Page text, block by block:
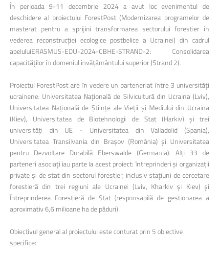
În perioada 9-11 decembrie 2024 a avut loc evenimentul de
deschidere al proiectului ForestPost (Modernizarea programelor de
masterat pentru a sprijini transformarea sectorului forestier în
vederea reconstrucției ecologice postbelice a Ucrainei) din cadrul
apeluluiERASMUS-EDU-2024-CBHE-STRAND-2: Consolidarea
capacităților în domeniul învățământului superior (Strand 2).
Proiectul ForestPost are în vedere un parteneriat între 3 universități
ucrainene: Universitatea Națională de Silvicultură din Ucraina (Lviv),
Universitatea Națională de Științe ale Vieții și Mediului din Ucraina
(Kiev), Universitatea de Biotehnologii de Stat (Harkiv) și trei
universități din UE - Universitatea din Valladolid (Spania),
Universitatea Transilvania din Brașov (România) și Universitatea
pentru Dezvoltare Durabilă Eberswalde (Germania). Alți 33 de
parteneri asociați iau parte la acest proiect: întreprinderi și organizații
private și de stat din sectorul forestier, inclusiv stațiuni de cercetare
forestieră din trei regiuni ale Ucrainei (Lviv, Kharkiv și Kiev) și
Întreprinderea Forestieră de Stat (responsabilă de gestionarea a
aproximativ 6,6 milioane ha de păduri).
Obiectivul general al proiectului este conturat prin 5 obiective
specifice: